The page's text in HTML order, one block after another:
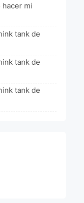
hacer mi
tank de
tank de
tank de